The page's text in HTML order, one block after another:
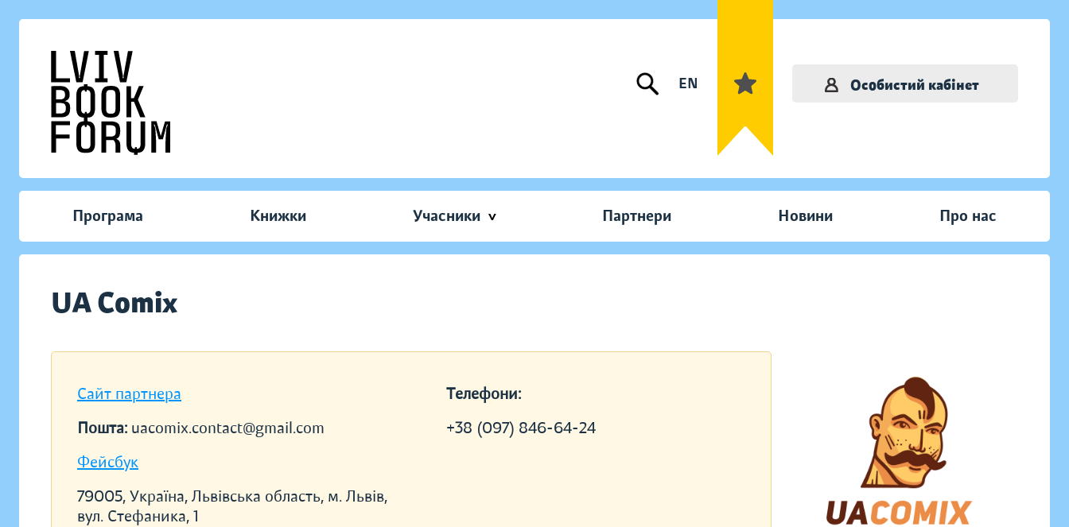
EN Особистий кабінет
Програма Книжки Учасники Партнери Новини Про нас
UA Comix
Сайт партнера
Пошта: uacomix.contact@gmail.com
Фейсбук
79005, Україна, Львівська область, м. Львів,
вул. Стефаника, 1
Телефони:
+38 (097) 846-64-24